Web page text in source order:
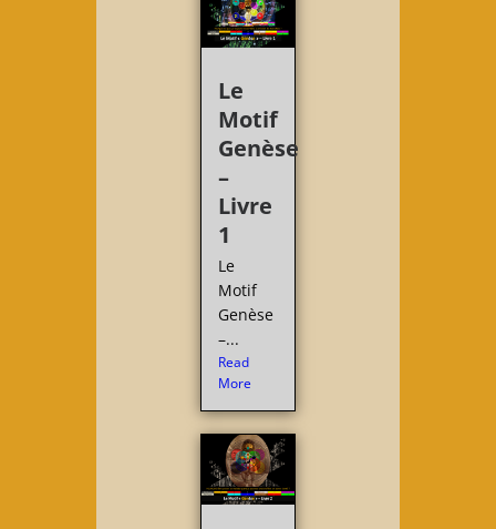
Le
Motif
Genèse
–
Livre
1
Le
Motif
Genèse
–...
Read
More